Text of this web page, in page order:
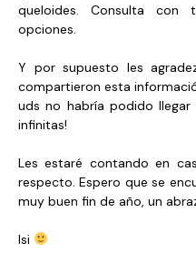
queloides. Consulta con
opciones.
Y por supuesto les
compartieron esta
uds no habría podido llegar
infinitas!
Les estaré contando en
respecto. Espero que se
muy buen fin de año, un
Isi